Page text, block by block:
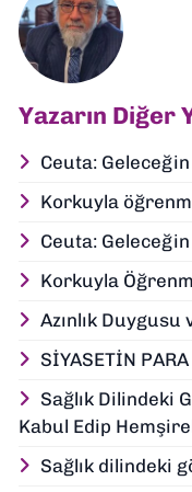
Yazarın Diğer
Ceuta: Geleceğin
Korkuyla
Ceuta: Geleceğin
Korkuyla
Azınlık
SİYASETİN
Sağlık Dilindeki
Kabul Edip
Sağlık dilindeki